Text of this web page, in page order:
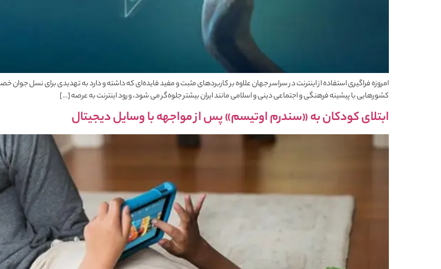
امروزه فراگیری استفاده از اینترنت در سراسر جهان علاوه بر کاربردهای مثبت و مفید فایده‌ای که داشته و دارد به تهدیدی برای نسل
کشورهایی با پیشینه فرهنگی و اجتماعی دینی و اسلامی مانند ایران بیشتر جلوه‌گر می شود، ورود اینترنت به عرصه […]
ابتلای کودکان به «سندرم اوتیسم» پس از مواجهه با وسایل دیجیتال